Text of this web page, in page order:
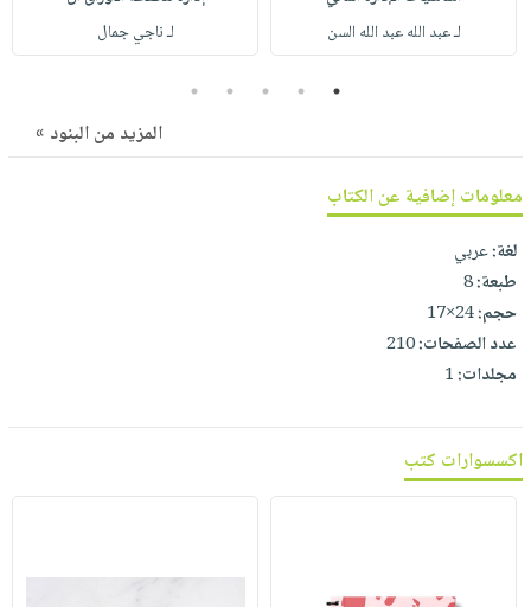
صابون
أطفال
فيديوهات
أسئلة
خدمات
نيل
وفرات
انشر
كتابك
تواصل
معنا
الإصدارات
لـ عبد الله عبد الله السن
لـ ناجي جمال
1
2
3
4
5
المزيد من البنود »
معلومات إضافية عن الكتاب
لغة:عربي
طبعة:8
حجم:24×17
عدد الصفحات:210
مجلدات:1
اكسسوارات كتب